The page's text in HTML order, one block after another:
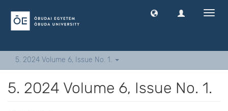
5. 2024 Volume 6, Issue No. 1.
5. 2024 Volume 6, Issue No. 1.